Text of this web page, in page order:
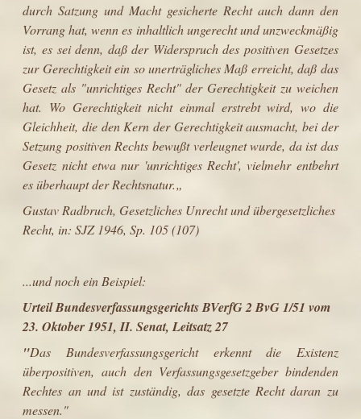
durch Satzung und Macht gesicherte Recht auch dann den
Vorrang hat, wenn es inhaltlich ungerecht und unzweckmäßig
ist, es sei denn, daß der Widerspruch des positiven Gesetzes
zur Gerechtigkeit ein so unerträgliches Maß erreicht, daß das
Gesetz als "unrichtiges Recht" der Gerechtigkeit zu weichen
hat. Wo Gerechtigkeit nicht einmal erstrebt wird, wo die
Gleichheit, die den Kern der Gerechtigkeit ausmacht, bei der
Setzung positiven Rechts bewußt verleugnet wurde, da ist das
Gesetz nicht etwa nur 'unrichtiges Recht', vielmehr entbehrt
es überhaupt der Rechtsnatur.„
Gustav Radbruch, Gesetzliches Unrecht und übergesetzliches
Recht, in: SJZ 1946, Sp. 105 (107)
...und noch ein Beispiel:
Urteil BundesverfassungsgerichtsBVerfG 2 BvG 1/51 vom
23. Oktober 1951, II. Senat, Leitsatz 27
"Das Bundesverfassungsgericht erkennt die Existenz
überpositiven, auch den Verfassungsgesetzgeber bindenden
Rechtes an und ist zuständig, das gesetzte Recht daran zu
messen."